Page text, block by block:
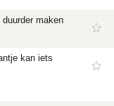
maken
kan iets